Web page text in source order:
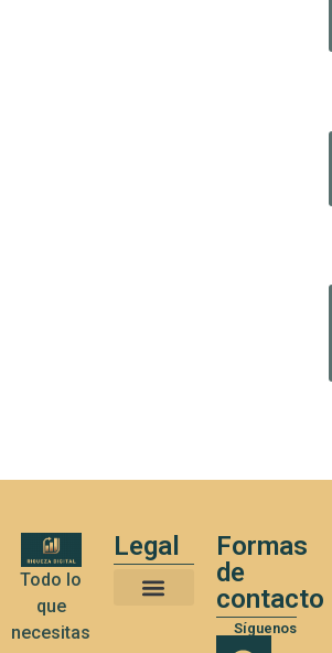
Todo lo
que
necesitas
Legal
Formas
de
contacto
Síguenos